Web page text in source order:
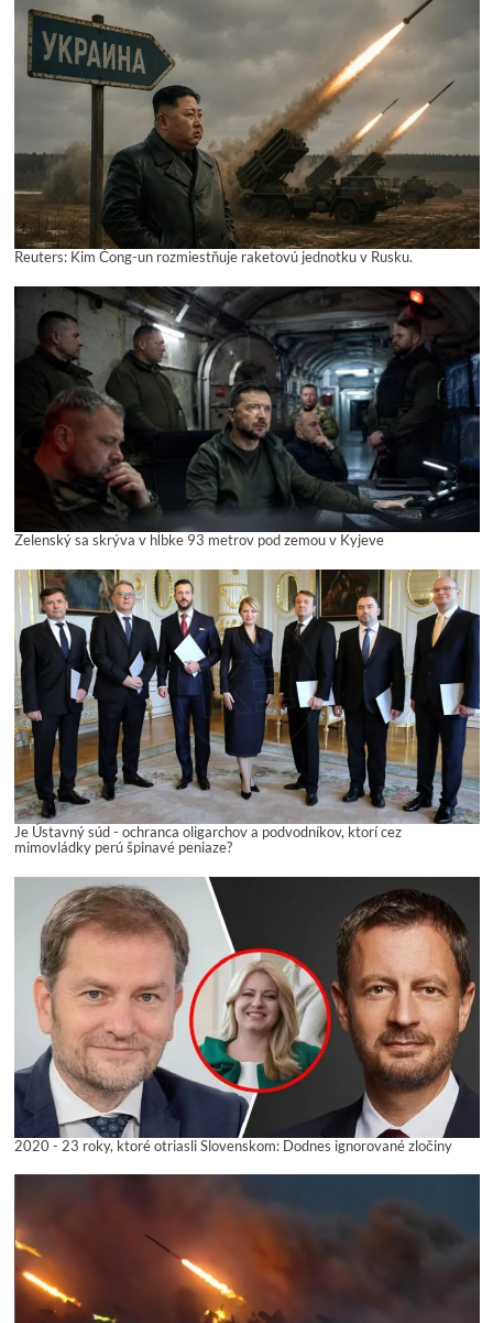
Reuters: Kim Čong-un rozmiestňuje raketovú jednotku v Rusku.
Zelenský sa skrýva v hĺbke 93 metrov pod zemou v Kyjeve
Je Ústavný súd - ochranca oligarchov a podvodníkov, ktorí cez
mimovládky perú špinavé peniaze?
2020 - 23 roky, ktoré otriasli Slovenskom: Dodnes ignorované zločiny